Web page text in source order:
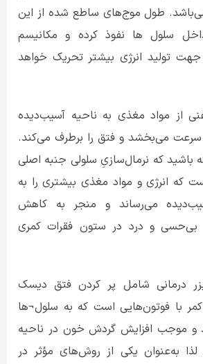
طول موج‌های ساطع شده از این
سلول ها نفوذ کرده و مکانیسم
جهت تولید انرژی بیشتر تحریک خواهد
از مواد مغذی به ناحیه آسیب‌دیده
سرعت می‌بخشد و فتق را برطرف می‌کند.
باشید که نرمال‌سازیِ سلولی جنبه اصلی
که انرژی و مواد مغذی بیشتری را به
می‌رساند و منجر به کاهش
بی‌حسی و درد در ستون فقرات کمری
درمانی شامل پر کردن فتق دیسک
با فوتون‌هایی است که به سلول¬ها
و موجب افزایش گردش خون در ناحیه
لذا به‌عنوان یکی از روش‌های مؤثر در